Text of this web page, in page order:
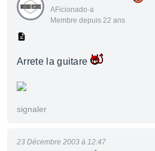
AFicionado·a
Membre depuis 22 ans
Arrete la guitare
signaler
23 Décembre 2003 à 12:47